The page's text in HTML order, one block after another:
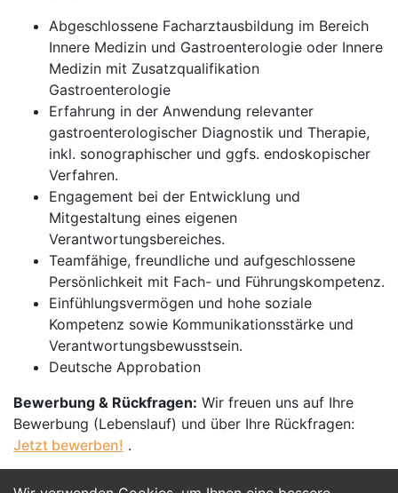
Abgeschlossene Facharztausbildung im Bereich
Innere Medizin und Gastroenterologie oder Innere
Medizin mit Zusatzqualifikation
Gastroenterologie
Erfahrung in der Anwendung relevanter
gastroenterologischer Diagnostik und Therapie,
inkl. sonographischer und ggfs. endoskopischer
Verfahren.
Engagement bei der Entwicklung und
Mitgestaltung eines eigenen
Verantwortungsbereiches.
Teamfähige, freundliche und aufgeschlossene
Persönlichkeit mit Fach- und Führungskompetenz.
Einfühlungsvermögen und hohe soziale
Kompetenz sowie Kommunikationsstärke und
Verantwortungsbewusstsein.
Deutsche Approbation
Bewerbung & Rückfragen: Wir freuen uns auf Ihre
Bewerbung (Lebenslauf) und über Ihre Rückfragen:
Jetzt bewerben! .